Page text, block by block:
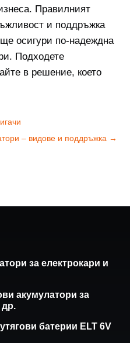
Правилният
и поддръжка
осигури по-надеждна
Подходете
в решение, което
– видове и поддръжка→
за електрокари и
акумулатори за
др.
батерии ELT 6V